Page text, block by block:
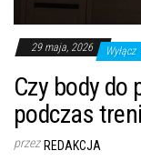
29 maja, 2026 Wyłącz
Czy body do
podczas
przez REDAKCJA